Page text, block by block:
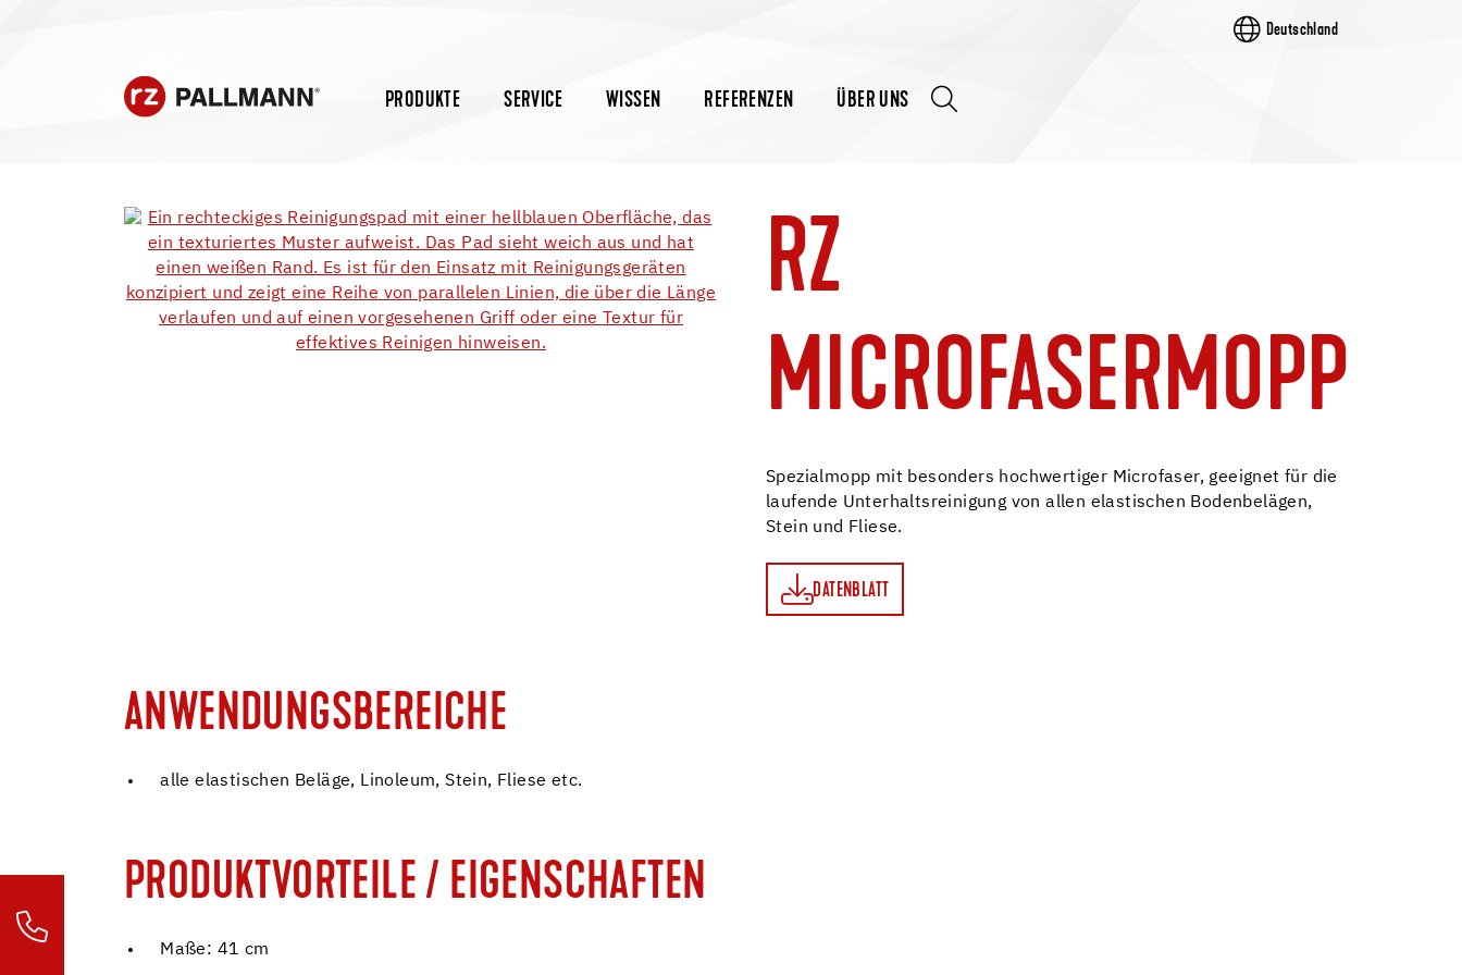
Deutschland
PRODUKTE SERVICE WISSEN REFERENZEN ÜBER UNS
RZ
MICROFASERMOPP
Spezialmopp mit besonders hochwertiger Microfaser, geeignet für die
laufende Unterhaltsreinigung von allen elastischen Bodenbelägen,
Stein und Fliese.
DATENBLATT
ANWENDUNGSBEREICHE
alle elastischen Beläge, Linoleum, Stein, Fliese etc.
PRODUKTVORTEILE / EIGENSCHAFTEN
Maße: 41 cm